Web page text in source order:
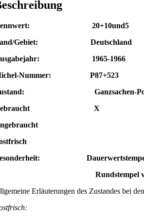
20+10und5
Gebiet: Deutschland
1965-1966
Nummer: P87+523
Ganzsachen-
X
Dauerwertstempel,
vom
Erläuterungen des Zustandes bei